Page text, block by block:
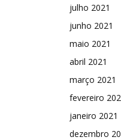
julho 2021
junho 2021
maio 2021
abril 2021
março 2021
fevereiro
janeiro 2021
dezembro